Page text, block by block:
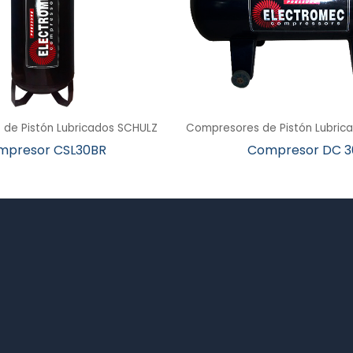
Pistón Lubricados SCHULZ
CSL30BR
Compresores de Pistón
Compresor DC